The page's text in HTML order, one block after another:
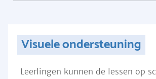
Visuele ondersteuning
Leerlingen kunnen de lessen op